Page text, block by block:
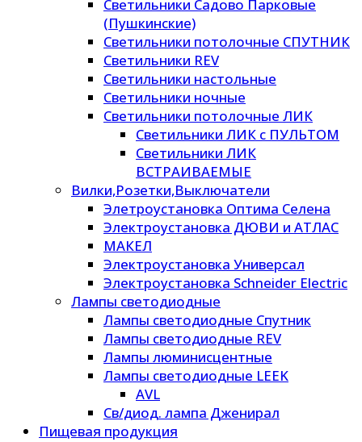
Светильники Садово Парковые
(Пушкинские)
Светильники потолочные СПУТНИК
Светильники REV
Светильники настольные
Светильники ночные
Светильники потолочные ЛИК
Светильники ЛИК с ПУЛЬТОМ
Светильники ЛИК
ВСТРАИВАЕМЫЕ
Вилки,Розетки,Выключатели
Элетроустановка Оптима Селена
Электроустановка ДЮВИ и АТЛАС
МАКЕЛ
Электроустановка Универсал
Электроустановка Schneider Electric
Лампы светодиодные
Лампы светодиодные Спутник
Лампы светодиодные REV
Лампы люминисцентные
Лампы светодиодные LEEK
AVL
Св/диод. лампа Дженирал
Пищевая продукция